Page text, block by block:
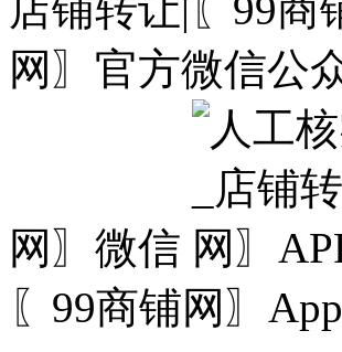
网〗微信
〖99商铺网〗App